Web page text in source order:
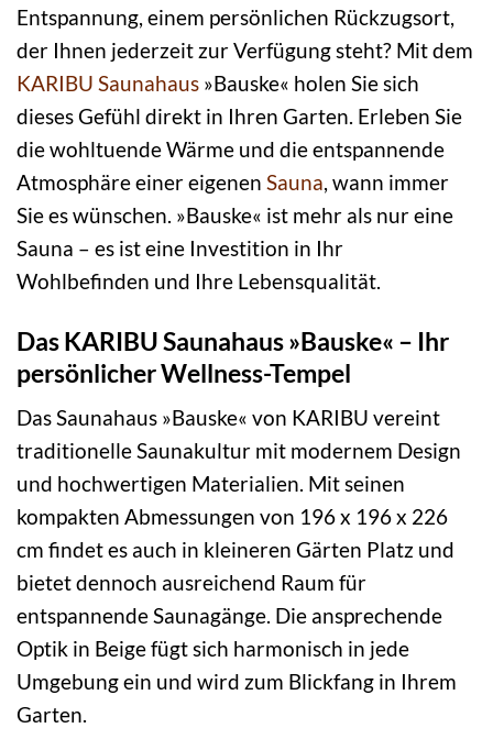
Entspannung, einem persönlichen Rückzugsort,
der Ihnen jederzeit zur Verfügung steht? Mit dem
KARIBU Saunahaus »Bauske« holen Sie sich
dieses Gefühl direkt in Ihren Garten. Erleben Sie
die wohltuende Wärme und die entspannende
Atmosphäre einer eigenen Sauna , wann immer
Sie es wünschen. »Bauske« ist mehr als nur eine
Sauna – es ist eine Investition in Ihr
Wohlbefinden und Ihre Lebensqualität.
Das KARIBU Saunahaus »Bauske« – Ihr
persönlicher Wellness-Tempel
Das Saunahaus »Bauske« von KARIBU vereint
traditionelle Saunakultur mit modernem Design
und hochwertigen Materialien. Mit seinen
kompakten Abmessungen von 196 x 196 x 226
cm findet es auch in kleineren Gärten Platz und
bietet dennoch ausreichend Raum für
entspannende Saunagänge. Die ansprechende
Optik in Beige fügt sich harmonisch in jede
Umgebung ein und wird zum Blickfang in Ihrem
Garten.